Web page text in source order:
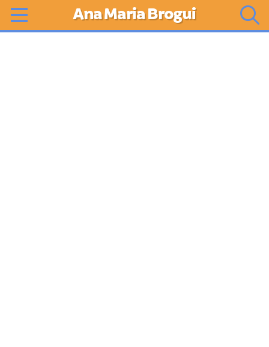
Ana Maria Brogui